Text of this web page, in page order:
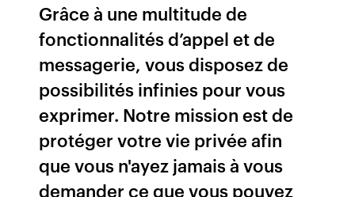
Grâce à une multitude de
fonctionnalités d’appel et de
messagerie, vous disposez de
possibilités infinies pour vous
exprimer. Notre mission est de
protéger votre vie privée afin
que vous n'ayez jamais à vous
demander ce que vous pouvez